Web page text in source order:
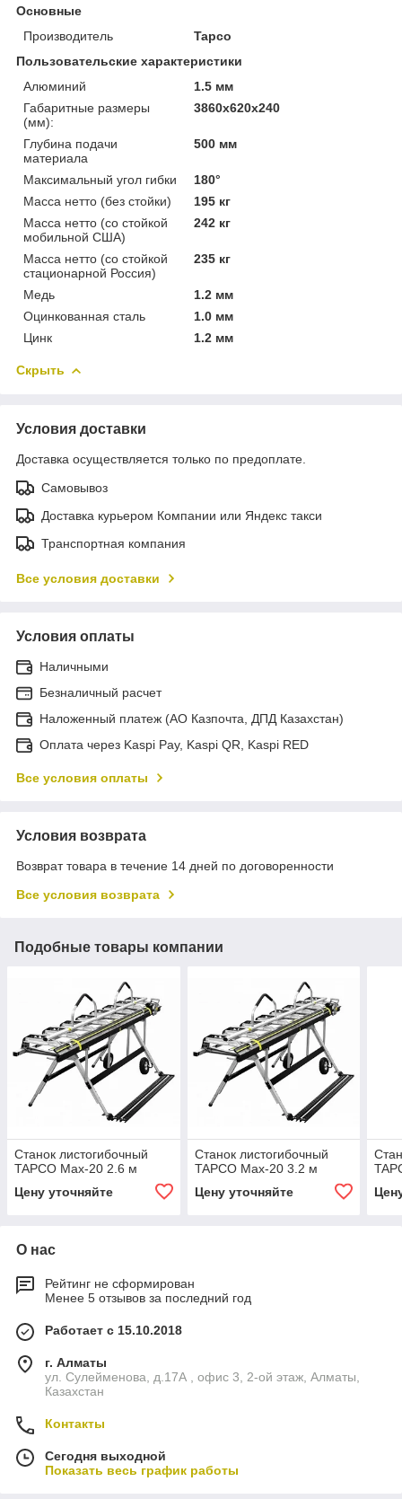
Основные
Производитель
Tapco
Пользовательские характеристики
Алюминий
1.5 мм
Габаритные размеры
(мм):
3860х620х240
Глубина подачи
материала
500 мм
Максимальный угол гибки
180°
Масса нетто (без стойки)
195 кг
Масса нетто (со стойкой
мобильной США)
242 кг
Масса нетто (со стойкой
стационарной Россия)
235 кг
Медь
1.2 мм
Оцинкованная сталь
1.0 мм
Цинк
1.2 мм
Скрыть
Условия доставки
Доставка осуществляется только по предоплате.
Самовывоз
Доставка курьером Компании или Яндекс такси
Транспортная компания
Все условия доставки
Условия оплаты
Наличными
Безналичный расчет
Наложенный платеж (АО Казпочта, ДПД Казахстан)
Оплата через Kaspi Pay, Kaspi QR, Kaspi RED
Все условия оплаты
Условия возврата
Возврат товара в течение 14 дней по договоренности
Все условия возврата
Подобные товары компании
Cтанок листогибочный
TAPCO Max-20 2.6 м
Цену уточняйте
Cтанок листогибочный
TAPCO Max-20 3.2 м
Цену уточняйте
О нас
Рейтинг не сформирован
Менее 5 отзывов за последний год
Работает с 15.10.2018
г. Алматы
ул. Сулейменова, д.17А , офис 3, 2-ой этаж, Алматы,
Казахстан
Контакты
Сегодня выходной
Показать весь график работы